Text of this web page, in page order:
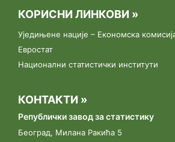
пољопривреде 2023.
17.03.2023.
Конференција „У сусрет Попису
одржана је 17. марта 2023. године у
13.03.2023.
„У сусрет Попису пољопривреде"
КОРИСНИ ЛИНКОВИ »
Уједињене нације – Економска
Евростат
Национални статистички институти
КОНТАКТИ »
Републички завод за статистику
Београд, Милана Ракића 5